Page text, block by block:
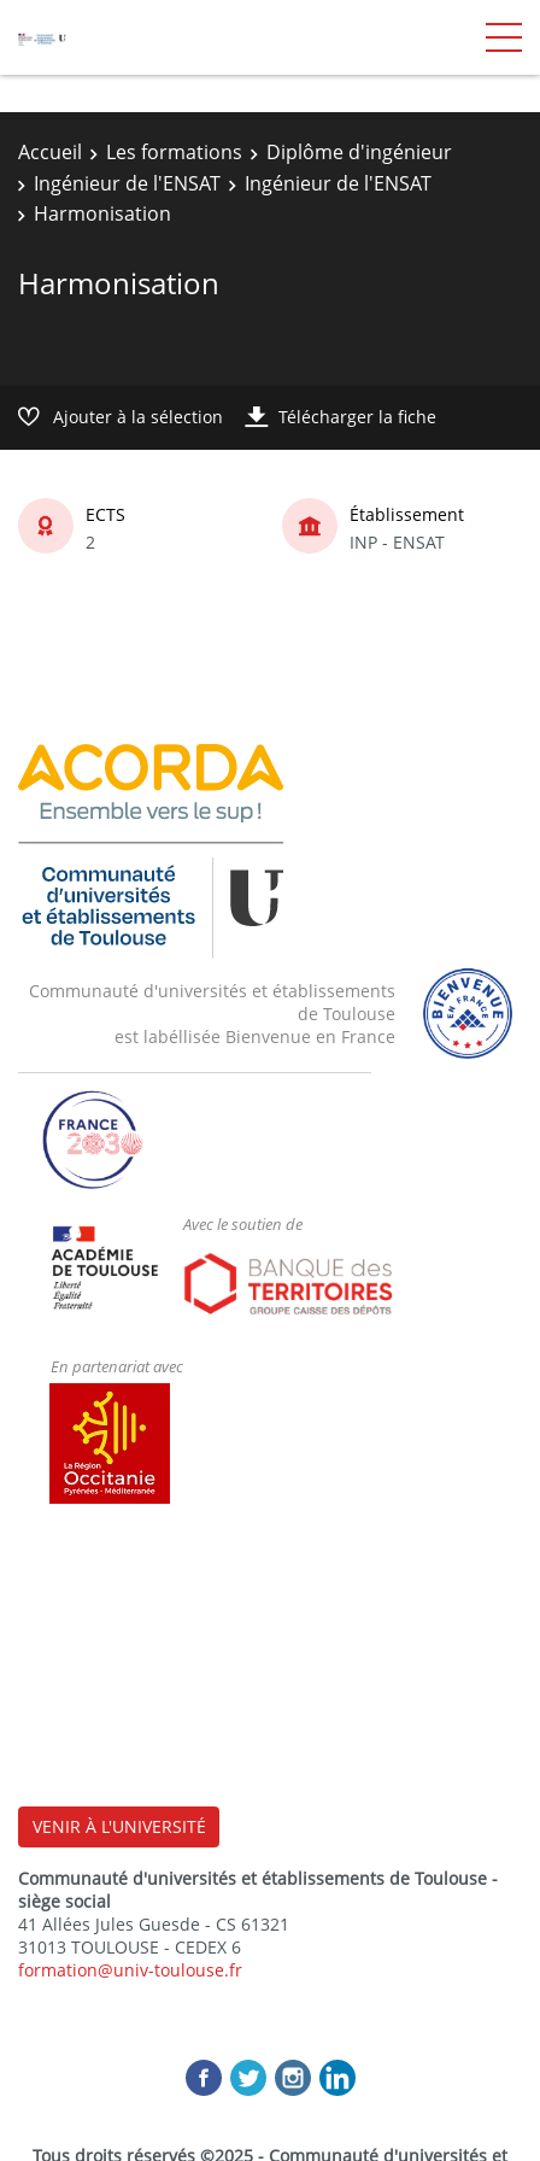
Accueil Les formations
Diplôme d'ingénieur
Ingénieur de l'ENSAT
Ingénieur de l'ENSAT
Harmonisation
Harmonisation
Ajouter à la sélection Télécharger la fiche
ECTS
2
Établissement
INP - ENSAT
Communauté d'universités et établissements
de Toulouse
est labéllisée Bienvenue en France
Avec le soutien de
En partenariat avec
VENIR À L'UNIVERSITÉ
Communauté d'universités et établissements de Toulouse -
siège social
41 Allées Jules Guesde - CS 61321
31013 TOULOUSE - CEDEX 6
formation@univ-toulouse.fr
Tous droits réservés ©2025 - Communauté d'universités et